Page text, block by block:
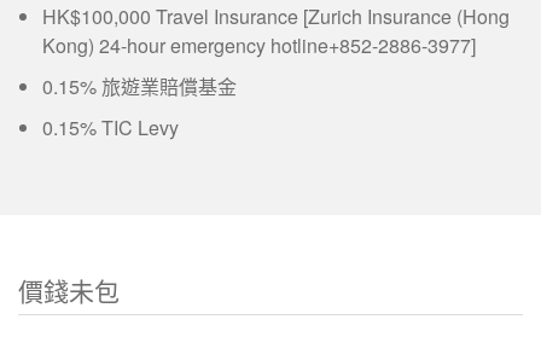
HK$100,000 Travel Insurance [Zurich Insurance (Hong
Kong) 24-hour emergency hotline+852-2886-3977]
0.15% 旅遊業賠償基金
0.15% TIC Levy
價錢未包